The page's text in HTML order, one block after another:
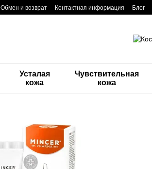
Обмен и возврат Контактная информация Блог
Усталая
кожа
Чувствительная
кожа